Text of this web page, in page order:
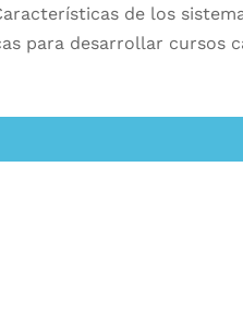
de los
para desarrollar cursos